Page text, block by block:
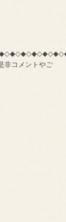
非コメントやご